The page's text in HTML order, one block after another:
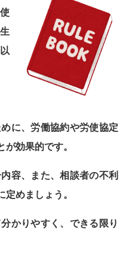
に、労働協約や労使協定
効果的です。
容、また、相談者の不利
めましょう。
かりやすく、できる限り